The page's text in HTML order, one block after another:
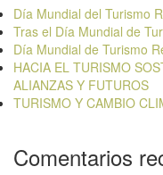
Día Mundial del Turismo
Tras el Día Mundial de
Día Mundial de Turismo
HACIA EL TURISMO
ALIANZAS Y FUTUROS
TURISMO Y CAMBIO
Comentarios